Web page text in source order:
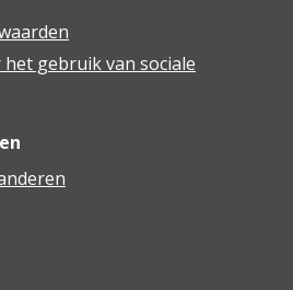
gebruik van sociale